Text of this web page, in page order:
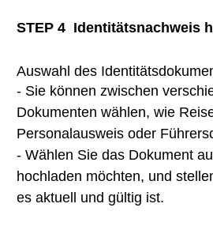
STEP 4 Identitätsnachweis
Auswahl des
- Sie können zwischen
Dokumenten wählen, wie
Personalausweis oder
- Wählen Sie das Dokument
hochladen möchten, und
es aktuell und gültig ist.